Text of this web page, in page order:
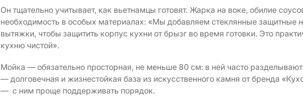
Он тщательно учитывает, как вьетнамцы готовят. Жарка на воке, обилие
необходимость в особых материалах: «Мы добавляем стеклянные защитные
вытяжки, чтобы защитить корпус кухни от брызг во время готовки. Это
кухню чистой».
Мойка — обязательно просторная, не меньше 80 см: в ней часто
— долговечная и жизнестойкая база из искусственного камня от бренда
— с ним проще поддерживать порядок.